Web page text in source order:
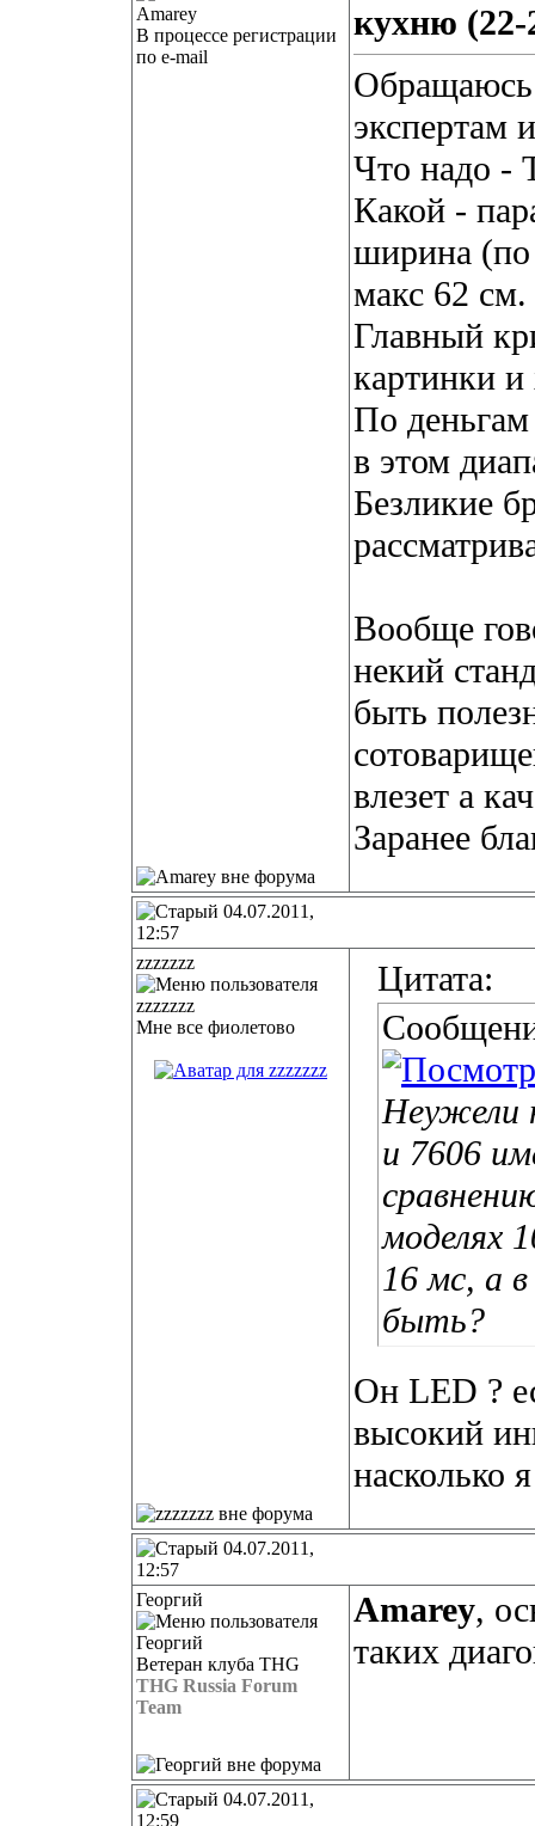
В процессе регистрации
по e-mail
кухню
экспертам
Что надо -
Какой -
ширина
макс 62
Главный
картинки
По
в этом
Безликие
Вообще
некий
быть
влезет а
Заранее
04.07.2011,
12:57
zzzzzzz
Мне все фиолетово
Цитата:
Неужели
и 7606
моделях
16 мс, а
быть?
Он LED ?
высокий
насколько
04.07.2011,
12:57
Георгий
Ветеран клуба THG
THG Russia Forum
Team
Amarey,
таких
04.07.2011,
12:59